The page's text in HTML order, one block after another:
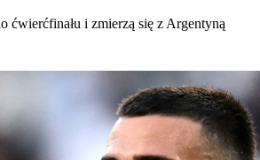
ćwierćfinału i zmierzą się z Argentyną